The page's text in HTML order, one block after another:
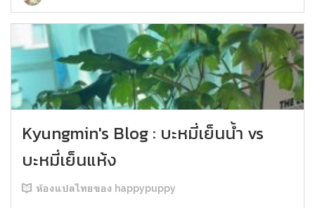
Kyungmin's Blog : บะหมี่เย็นน้ำ vs
บะหมี่เย็นแห้ง
ห้องแปลไทยของ happypuppy